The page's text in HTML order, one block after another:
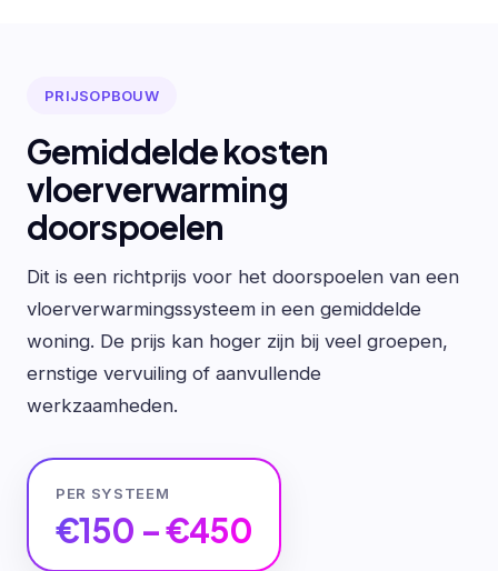
PRIJSOPBOUW
Gemiddelde kosten
vloerverwarming
doorspoelen
Dit is een richtprijs voor het doorspoelen van een
vloerverwarmingssysteem in een gemiddelde
woning. De prijs kan hoger zijn bij veel groepen,
ernstige vervuiling of aanvullende
werkzaamheden.
PER SYSTEEM
€150 – €450